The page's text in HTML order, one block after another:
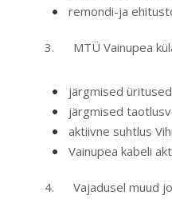
remondi-ja
3. MTÜ Vainupea
järgmised
järgmised
aktiivne suhtlus
Vainupea kabeli
4. Vajadusel muud